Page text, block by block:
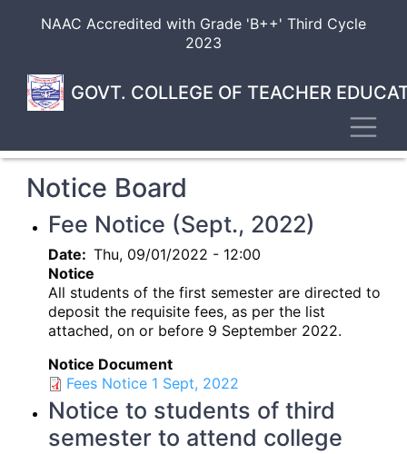
NAAC Accredited with Grade 'B++' Third Cycle
2023
GOVT. COLLEGE OF TEACHER
Notice Board
Fee Notice (Sept., 2022)
Date
Thu, 09/01/2022 - 12:00
Notice
All students of the first semester are directed to
deposit the requisite fees, as per the list
attached, on or before 9 September 2022.
Notice Document
Fees Notice 1 Sept, 2022
Notice to students of third
semester to attend college